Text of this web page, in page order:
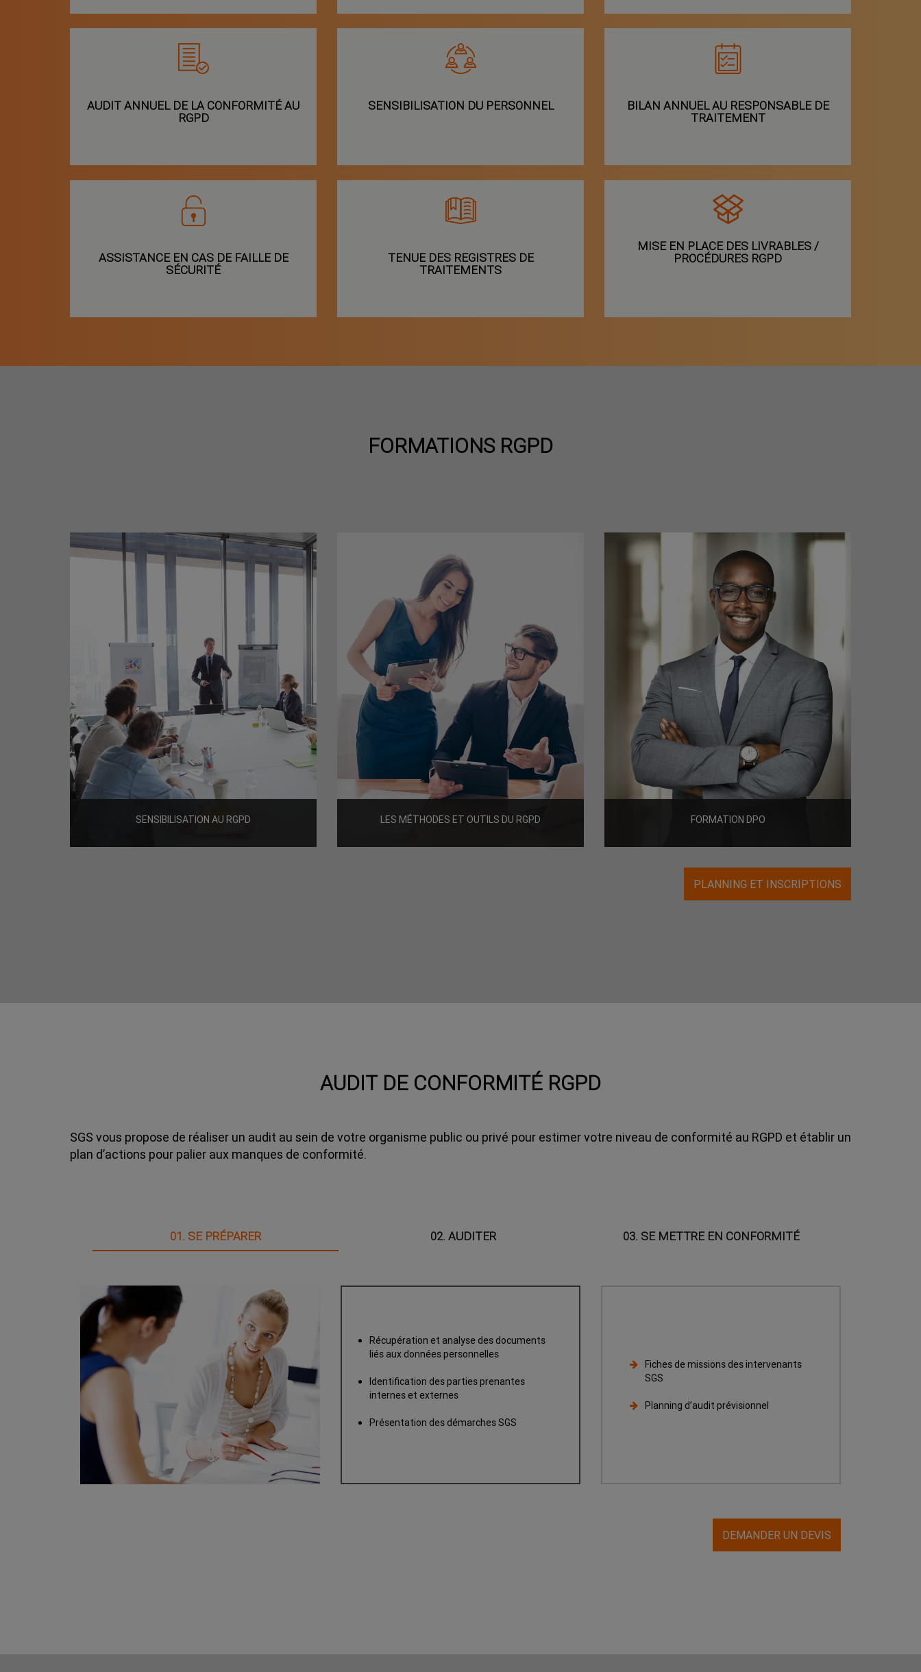
AUDIT ANNUEL DE LA CONFORMITÉ AU
RGPD
SENSIBILISATION DU PERSONNEL
BILAN ANNUEL AU RESPONSABLE DE
TRAITEMENT
ASSISTANCE EN CAS DE FAILLE DE
SÉCURITÉ
TENUE DES REGISTRES DE
TRAITEMENTS
MISE EN PLACE DES LIVRABLES /
PROCÉDURES RGPD
FORMATIONS RGPD
SENSIBILISATION AU RGPD LES MÉTHODES ET OUTILS DU RGPD FORMATION DPO
PLANNING ET INSCRIPTIONS
AUDIT DE CONFORMITÉ RGPD
SGS vous propose de réaliser un audit au sein de votre organisme public ou privé pour estimer votre niveau de conformité au RGPD et établir un
plan d’actions pour palier aux manques de conformité.
01. SE PRÉPARER 02. AUDITER 03. SE METTRE EN CONFORMITÉ
Récupération et analyse des documents
liés aux données personnelles
Identification des parties prenantes
internes et externes
Présentation des démarches SGS
Fiches de missions des intervenants
SGS
Planning d’audit prévisionnel
DEMANDER UN DEVIS